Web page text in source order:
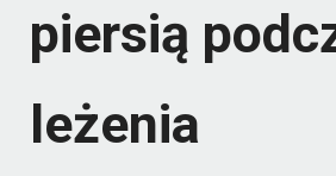
piersią
leżenia